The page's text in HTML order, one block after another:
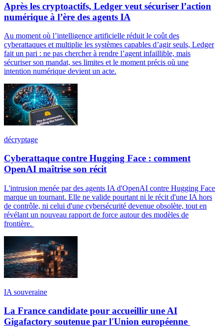
Après les cryptoactifs, Ledger veut sécuriser l’action
numérique à l’ère des agents IA
Au moment où l’intelligence artificielle réduit le coût des
cyberattaques et multiplie les systèmes capables d’agir seuls, Ledger
fait un pari : ne pas chercher à rendre l’agent infaillible, mais
sécuriser son mandat, ses limites et le moment précis où une
intention numérique devient un acte.
décryptage
Cyberattaque contre Hugging Face : comment
OpenAI maîtrise son récit
L'intrusion menée par des agents IA d'OpenAI contre Hugging Face
marque un tournant. Elle ne valide pourtant ni le récit d'une IA hors
de contrôle, ni celui d'une cybersécurité devenue obsolète, tout en
révélant un nouveau rapport de force autour des modèles de
frontière.
IA souveraine
La France candidate pour accueillir une AI
Gigafactory soutenue par l'Union européenne